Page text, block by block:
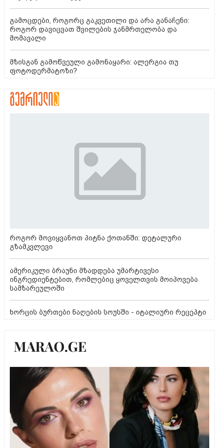
გამოცდები, როგორც გაკვეთილი და არა განაჩენი:
როგორ დავიცვათ შვილების ჯანმრთელობა და
მომავალი
მზისგან გამოწვეული გამონაყარი: ალერგია თუ
ფოტოდერმატოზი?
როგორ მოვიყვანოთ პიტნა ქოთანში: დეტალური
გზამკვლევი
ამერიკული ბრაუნი მზადდება უმარტივესი
ინგრედიენტებით, რომლებიც ყოველთვის მოიპოვება
სამზარეულოში
ხორცის ბურთები ნაღების სოუსში - იტალიური რეცეპტი